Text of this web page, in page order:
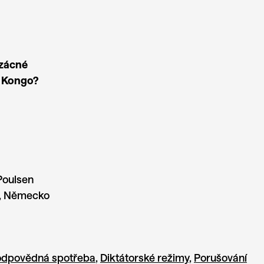
Německo
spotřeba, Diktátorské režimy, Porušování